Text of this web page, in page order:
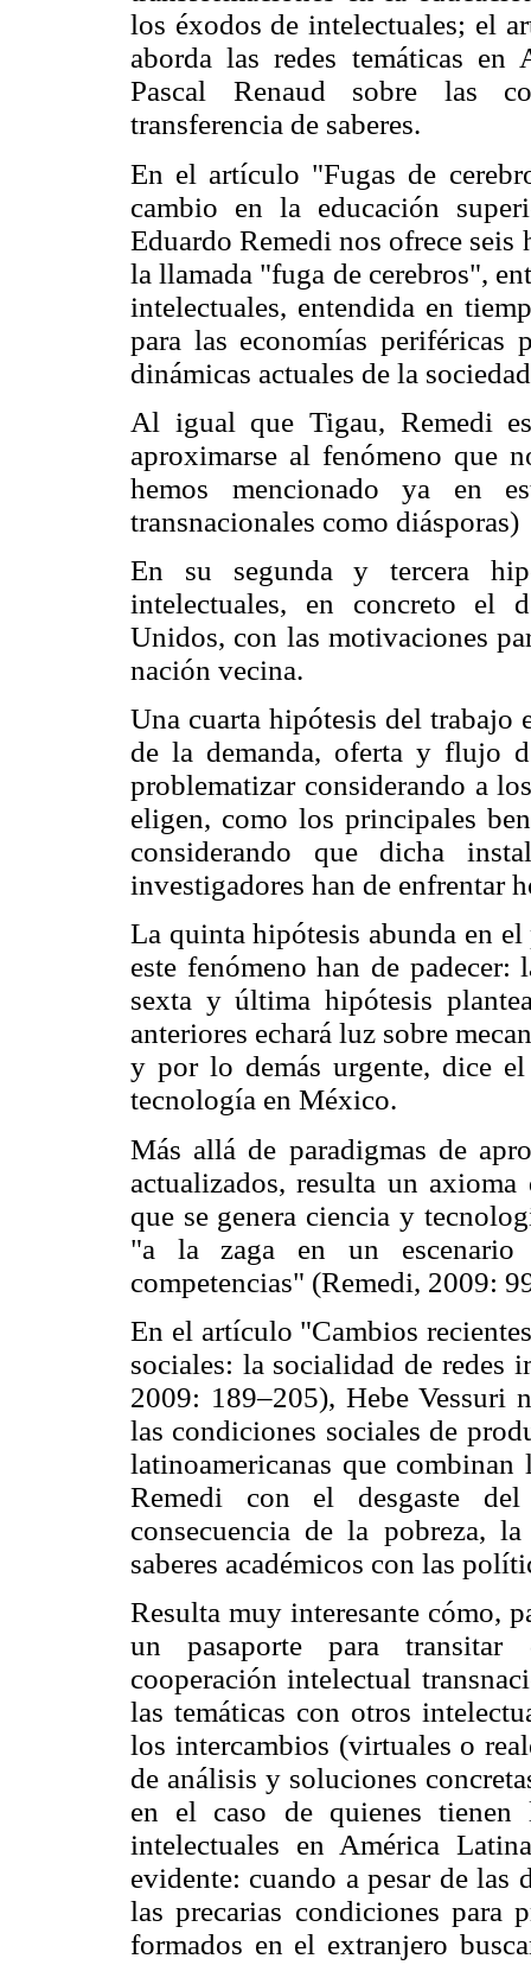
los éxodos de intelectuales; el
aborda las redes temáticas
Pascal Renaud sobre las
transferencia de saberes.
En el artículo "Fugas de
cambio en la educación
Eduardo Remedi nos ofrece
la llamada "fuga de cerebros",
intelectuales, entendida en
para las economías periféricas
dinámicas actuales de la
Al igual que Tigau, Remedi
aproximarse al fenómeno que
hemos mencionado ya en
transnacionales como diásporas)
En su segunda y tercera
intelectuales, en concreto el
Unidos, con las motivaciones
nación vecina.
Una cuarta hipótesis del trabajo
de la demanda, oferta y flujo
problematizar considerando a
eligen, como los principales
considerando que dicha
investigadores han de enfrentar
La quinta hipótesis abunda en
este fenómeno han de padecer:
sexta y última hipótesis
anteriores echará luz sobre
y por lo demás urgente, dice
tecnología en México.
Más allá de paradigmas de
actualizados, resulta un
que se genera ciencia y
"a la zaga en un escenario
competencias" (Remedi, 2009:
En el artículo "Cambios
sociales: la socialidad de redes
2009: 189–205), Hebe Vessuri
las condiciones sociales de
latinoamericanas que
Remedi con el desgaste
consecuencia de la pobreza,
saberes académicos con las
Resulta muy interesante cómo,
un pasaporte para
cooperación intelectual
las temáticas con otros
los intercambios (virtuales o
de análisis y soluciones
en el caso de quienes tienen
intelectuales en América
evidente: cuando a pesar de
las precarias condiciones para
formados en el extranjero